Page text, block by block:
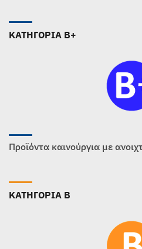
ΚΑΤΗΓΟΡΙΑ B+
Προϊόντα καινούργια με
ΚΑΤΗΓΟΡΙΑ B